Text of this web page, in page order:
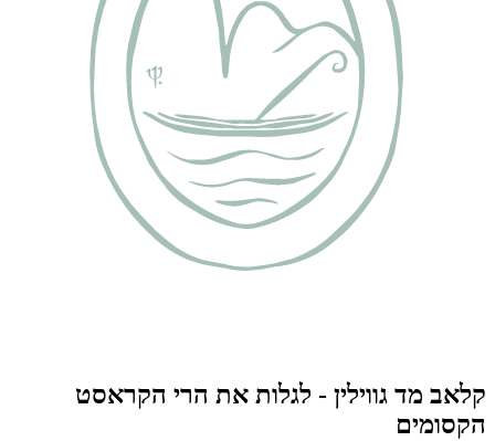
קלאב מד גווילין - לגלות את הרי הקראסט
הקסומים